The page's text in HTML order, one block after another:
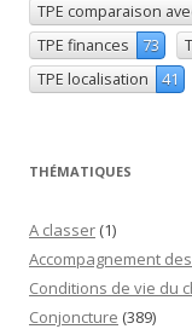
TPE comparaison
TPE finances
73
TPE localisation
41
THÉMATIQUES
A classer (1)
Accompagnement
Conditions de vie du
Conjoncture (389)